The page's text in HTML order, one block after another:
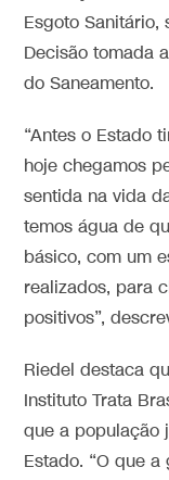
Esgoto Sanitário,
Decisão tomada
do Saneamento.
“Antes o Estado
hoje chegamos
sentida na vida
temos água de
básico, com um
realizados, para
positivos”,
Riedel destaca
Instituto Trata
que a população
Estado. “O que